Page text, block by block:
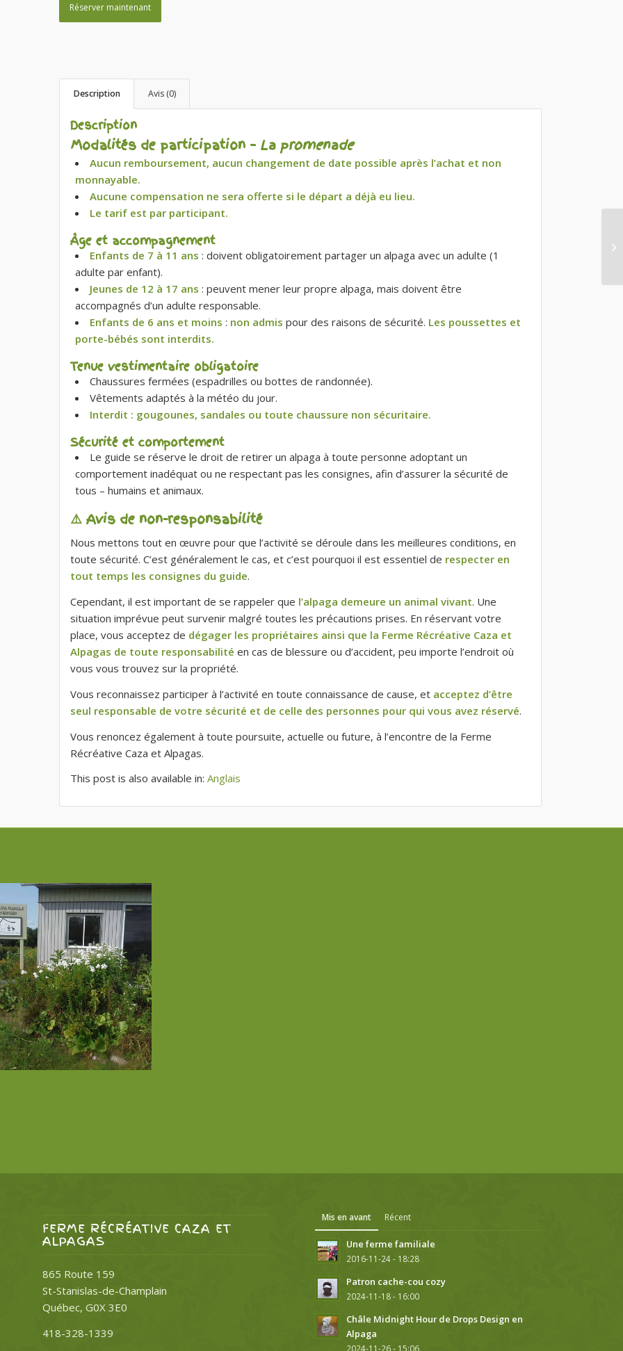
Réserver maintenant
Description Avis (0)
Description
Modalités de participation – La promenade
Aucun remboursement, aucun changement de date possible après l’achat et non
monnayable.
Aucune compensation ne sera offerte si le départ a déjà eu lieu.
Le tarif est par participant.
Âge et accompagnement
Enfants de 7 à 11 ans : doivent obligatoirement partager un alpaga avec un adulte (1
adulte par enfant).
Jeunes de 12 à 17 ans : peuvent mener leur propre alpaga, mais doivent être
accompagnés d’un adulte responsable.
Enfants de 6 ans et moins : non admis pour des raisons de sécurité. Les poussettes et
porte-bébés sont interdits.
Tenue vestimentaire obligatoire
Chaussures fermées (espadrilles ou bottes de randonnée).
Vêtements adaptés à la météo du jour.
Interdit : gougounes, sandales ou toute chaussure non sécuritaire.
Sécurité et comportement
Le guide se réserve le droit de retirer un alpaga à toute personne adoptant un
comportement inadéquat ou ne respectant pas les consignes, afin d’assurer la sécurité de
tous – humains et animaux.
⚠️ Avis de non-responsabilité
Nous mettons tout en œuvre pour que l’activité se déroule dans les meilleures conditions, en
toute sécurité. C’est généralement le cas, et c’est pourquoi il est essentiel de respecter en
tout temps les consignes du guide.
Cependant, il est important de se rappeler que l’alpaga demeure un animal vivant. Une
situation imprévue peut survenir malgré toutes les précautions prises. En réservant votre
place, vous acceptez de dégager les propriétaires ainsi que la Ferme Récréative Caza et
Alpagas de toute responsabilité en cas de blessure ou d’accident, peu importe l’endroit où
vous vous trouvez sur la propriété.
Vous reconnaissez participer à l’activité en toute connaissance de cause, et acceptez d’être
seul responsable de votre sécurité et de celle des personnes pour qui vous avez réservé.
Vous renoncez également à toute poursuite, actuelle ou future, à l’encontre de la Ferme
Récréative Caza et Alpagas.
This post is also available in:Anglais
FERME RÉCRÉATIVE CAZA ET
ALPAGAS
865 Route 159
St-Stanislas-de-Champlain
Québec, G0X 3E0
418-328-1339
Mis en avant Récent
Une ferme familiale
2016-11-24 - 18:28
Patron cache-cou cozy
2024-11-18 - 16:00
Châle Midnight Hour de Drops Design en
Alpaga
2024-11-26 - 15:06